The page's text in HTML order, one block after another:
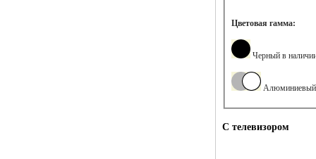
Цветовая гамма:
Черный в
Алюминиевый
С телевизором